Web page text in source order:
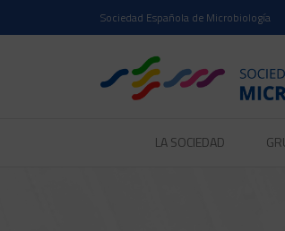
Sociedad Española de Microbiología
LA SOCIEDAD